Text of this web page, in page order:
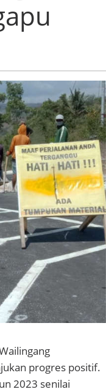
progres positif.
2023 senilai